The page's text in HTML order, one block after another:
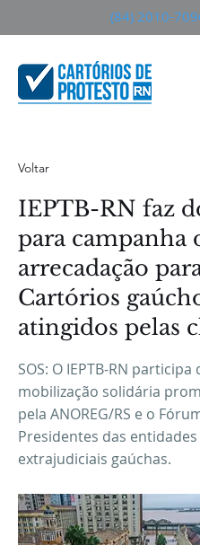
(84) 2010-
Voltar
IEPTB-RN faz
para campanha
arrecadação
Cartórios
atingidos pelas
SOS: O IEPTB-RN participa
mobilização solidária
pela ANOREG/RS e o
Presidentes das entidades
extrajudiciais gaúchas.